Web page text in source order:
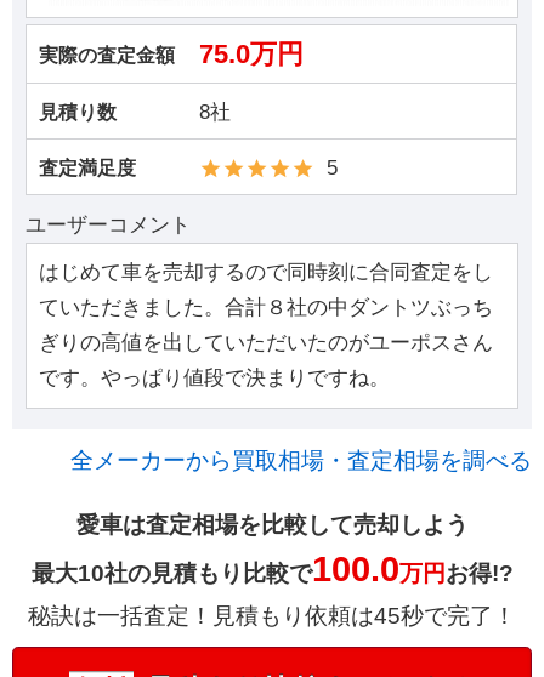
実際の査定金額 75.0万円
見積り数 8社
査定満足度 5
ユーザーコメント
はじめて車を売却するので同時刻に合同査定をし
ていただきました。合計８社の中ダントツぶっち
ぎりの高値を出していただいたのがユーポスさん
です。やっぱり値段で決まりですね。
全メーカーから買取相場・査定相場を調べる
愛車は査定相場を比較して売却しよう
最大10社の見積もり比較で100.0万円お得!?
秘訣は一括査定！見積もり依頼は45秒で完了！